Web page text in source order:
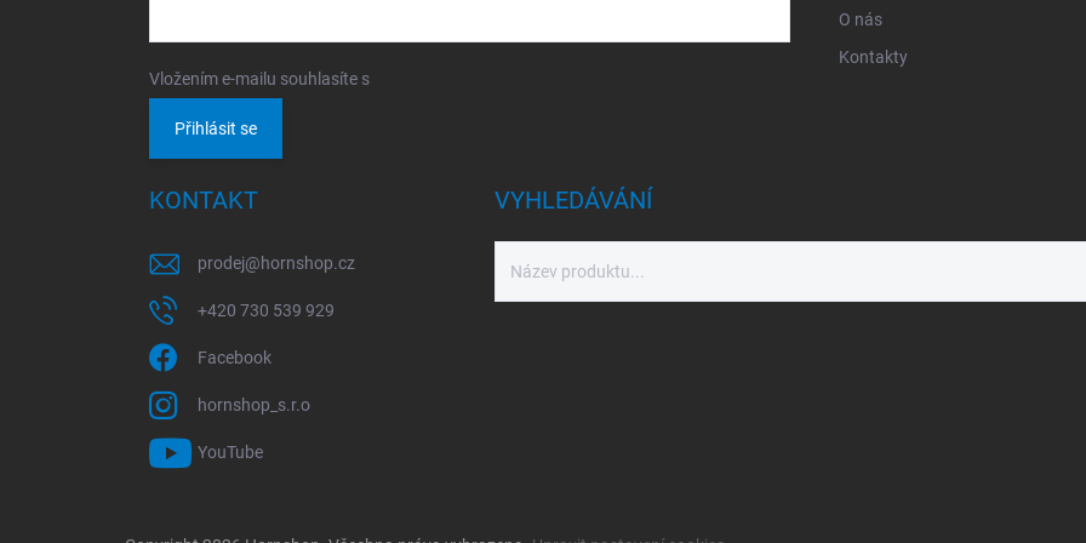
Vložením e-mailu souhlasíte s
Přihlásit se
O nás
Kontakty
KONTAKT
prodej@hornshop.cz
+420 730 539 929
Facebook
hornshop_s.r.o
YouTube
VYHLEDÁVÁNÍ